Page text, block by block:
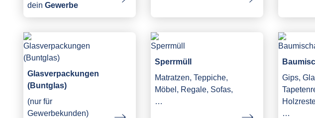
dein Gewerbe
Glasverpackungen
(Buntglas)
(nur für
Gewerbekunden)
Sperrmüll
Matratzen, Teppiche,
Möbel, Regale, Sofas,
…
Gips,
…